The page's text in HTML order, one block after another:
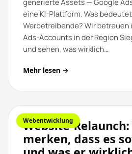
generierte Assets — Google
eine KI-Plattform. Was
Werbetreibende? Wir betreuen
Ads-Accounts in der Region
und sehen, was wirklich…
Mehr lesen →
Webentwicklung
Website-
merken, dass es